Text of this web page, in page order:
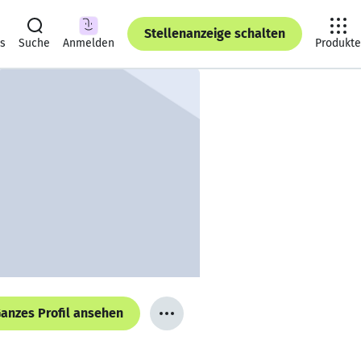
Suche Anmelden
Stellenanzeige schalten
Produkte
Profil ansehen